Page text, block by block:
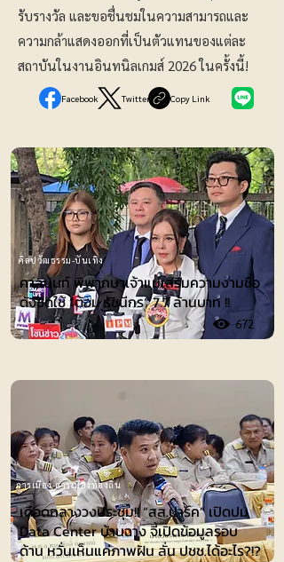
รับรางวัล และขอชื่นชมในความสามารถและ
ความกล้าแสดงออกที่เป็นตัวแทนของแต่ละ
สถาบันในงานอินทนิลเกมส์ 2026 ในครั้งนี้!
Facebook Twitter Copy Link
ศิลปวัฒธรรม-บันเทิง
ศาลนนท์ พิพากษาเจ้าแม่เสริมความงามชื่อ
ดังชดใช้ ”ต้อม รัชนีกร“ 7.7 ล้านบาท !!
672
เดือดกลางวงประชุม!! “สส.ปาร์ค” เปิดปม
Data Center บ้านฉาง จี้เปิดข้อมูลรอบ
ด้าน หวั่นเห็นแค่ภาพฝัน ลั่น ปชช.ได้อะไร?!?
การเมือง-การเมืองท้องถิ่น